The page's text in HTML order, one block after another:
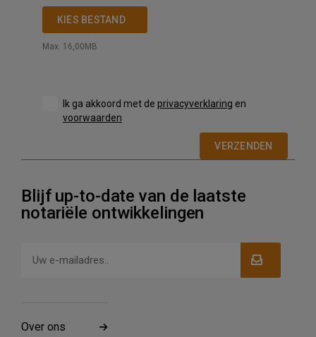
KIES BESTAND
Max. 16,00MB
Ik ga akkoord met de privacyverklaring en
voorwaarden
VERZENDEN
Blijf up-to-date van de laatste
notariële ontwikkelingen
Over ons